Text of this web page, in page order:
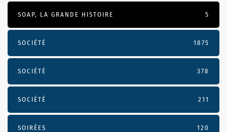
SOAP, LA GRANDE HISTOIRE 5
SOCIÉTÉ 1875
SOCIÉTÉ 378
SOCIÉTÉ 211
SOIRÉES 120